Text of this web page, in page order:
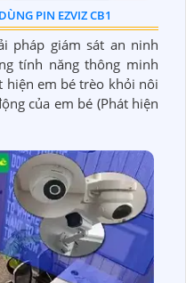
PIN EZVIZ CB1
pháp giám sát an ninh
tính năng thông minh
hiện em bé trèo khỏi nôi
của em bé (Phát hiện